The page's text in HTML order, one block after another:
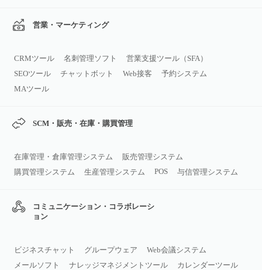
営業・マーケティング
CRMツール 名刺管理ソフト
営業支援ツール（SFA）
SEOツール
チャットボット Web接客
予約システム
MAツール
SCM・販売・在庫・購買管理
在庫管理・倉庫管理システム
販売管理システム
購買管理システム
生産管理システム POS 与信管理システム
コミュニケーション・コラボレーシ
ョン
ビジネスチャット グループウェア
Web会議システム
メールソフト
ナレッジマネジメントツール
カレンダーツール